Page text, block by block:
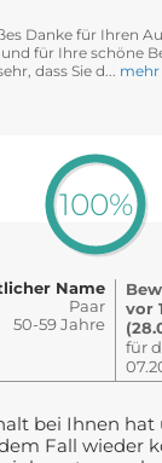
Danke für Ihren
für Ihre schöne
dass Sie d... mehr
100%
Name
Paar
50-59 Jahre
vor
für
bei Ihnen hat
Fall wieder